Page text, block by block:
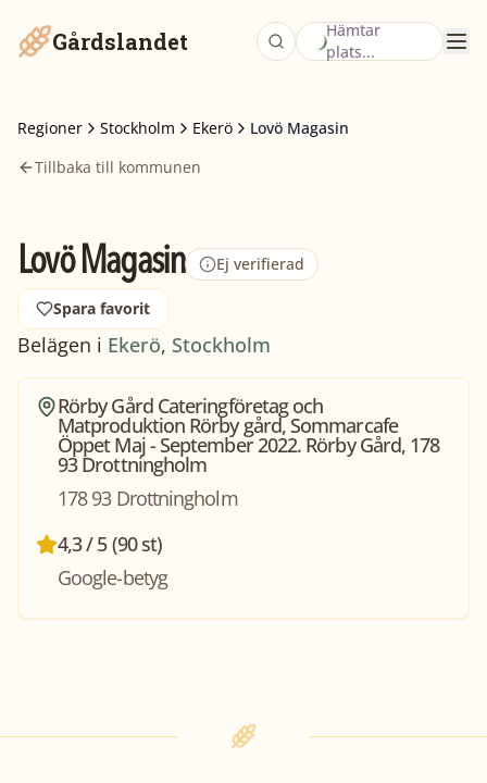
Gårdslandet
Hämtar
plats...
Regioner Stockholm Ekerö
Lovö Magasin
Tillbaka till kommunen
Lovö Magasin Ej verifierad
Spara favorit
Belägen i Ekerö, Stockholm
Rörby Gård Cateringföretag och
Matproduktion Rörby gård, Sommarcafe
Öppet Maj - September 2022. Rörby Gård, 178
93 Drottningholm
178 93 Drottningholm
4,3 / 5 (90 st)
Google-betyg